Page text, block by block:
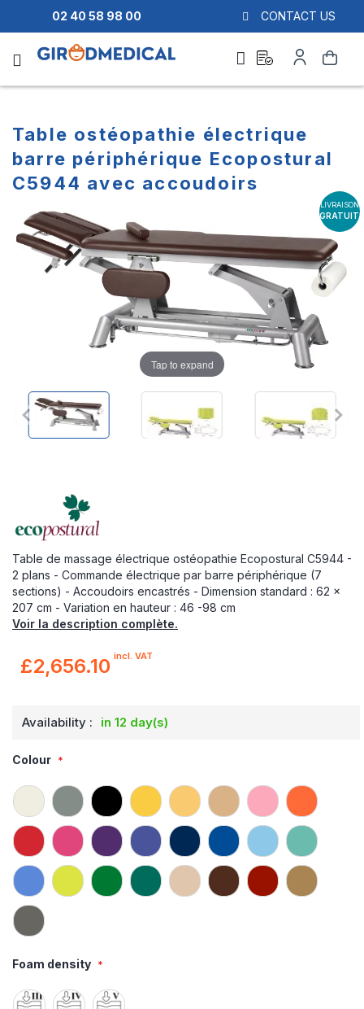
02 40 58 98 00 CONTACT US
Search
quote
Account
Table ostéopathie électrique
barre périphérique Ecopostural
C5944 avec accoudoirs
Table de massage électrique ostéopathie Ecopostural C5944 -
2 plans - Commande électrique par barre périphérique (7
sections) - Accoudoirs encastrés - Dimension standard : 62 x
207 cm - Variation en hauteur : 46 -98 cm
Voir la description complète.
£2,656.10 incl. VAT
Availability : in 12 day(s)
Colour
Foam density
LIVRAISON
GRATUITE
the
the
beginning
Tap to expand